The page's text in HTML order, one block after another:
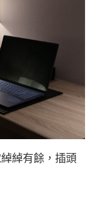
綽有餘，插頭